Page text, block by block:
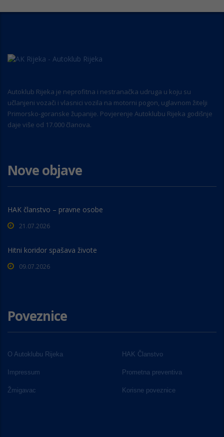
Autoklub Rijeka je neprofitna i nestranačka udruga u koju su
učlanjeni vozači i vlasnici vozila na motorni pogon, uglavnom žitelji
Primorsko-goranske županije. Povjerenje Autoklubu Rijeka godišnje
daje više od 17.000 članova.
Nove objave
HAK članstvo – pravne osobe
21.07.2026
Hitni koridor spašava živote
09.07.2026
Poveznice
O Autoklubu Rijeka HAK Članstvo
Impressum Prometna preventiva
Žmigavac Korisne poveznice